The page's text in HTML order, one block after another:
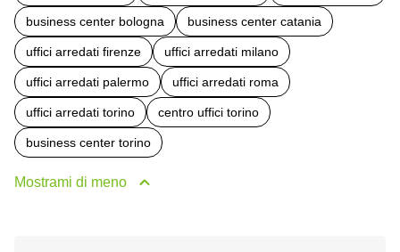
business center bologna business center catania
uffici arredati firenze uffici arredati milano
uffici arredati palermo uffici arredati roma
uffici arredati torino centro uffici torino
business center torino
Mostrami di meno